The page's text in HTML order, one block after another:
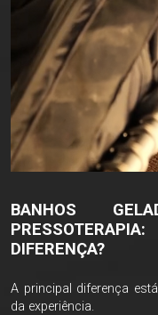
BANHOS
DIFERENÇA?
A principal diferença
da experiência.